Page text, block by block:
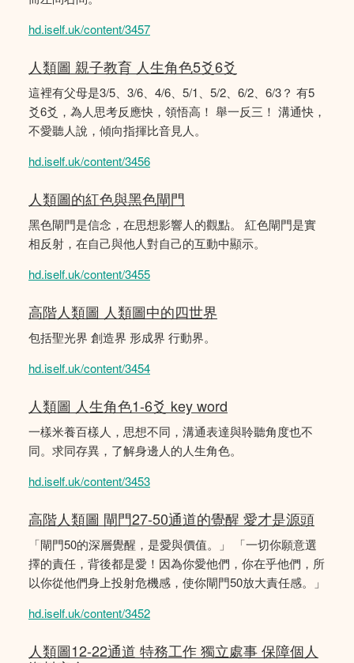
hd.iself.uk/content/3457
人類圖 親子教育 人生角色5爻6爻
這裡有父母是3/5、3/6、4/6、5/1、5/2、6/2、6/3？ 有5
爻6爻，為人思考反應快，領悟高！ 舉一反三！ 溝通快，
不愛聽人說，傾向指揮比音見人。
hd.iself.uk/content/3456
人類圖的紅色與黑色閘門
黑色閘門是信念，在思想影響人的觀點。 紅色閘門是實
相反射，在自己與他人對自己的互動中顯示。
hd.iself.uk/content/3455
高階人類圖 人類圖中的四世界
包括聖光界 創造界 形成界 行動界。
hd.iself.uk/content/3454
人類圖 人生角色1-6爻 key word
一樣米養百樣人，思想不同，溝通表達與聆聽角度也不
同。求同存異，了解身邊人的人生角色。
hd.iself.uk/content/3453
高階人類圖 閘門27-50通道的覺醒 愛才是源頭
「閘門50的深層覺醒，是愛與價值。」 「一切你願意選
擇的責任，背後都是愛！因為你愛他們，你在乎他們，所
以你從他們身上投射危機感，使你閘門50放大責任感。」
hd.iself.uk/content/3452
人類圖12-22通道 特務工作 獨立處事 保障個人